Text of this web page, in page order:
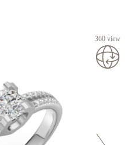
360 view